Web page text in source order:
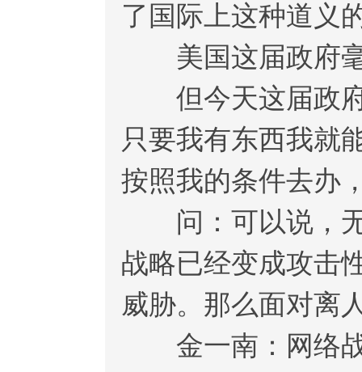
了国际上这种道义
美国这届政府毫
但今天这届政府
只要我有东西我就
按照我的条件去办
问：可以说，无
战略已经变成攻击
威胁。那么面对离
金一南：网络战